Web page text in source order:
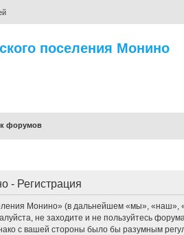
поселения Монино
форумов
- Регистрация
Монино» (в дальнейшем «мы», «наш»,
не заходите и не пользуйтесь
с вашей стороны было бы разумным